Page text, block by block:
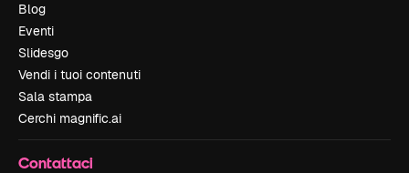
Blog
Eventi
Slidesgo
Vendi i tuoi contenuti
Sala stampa
Cerchi magnific.ai
Contattaci